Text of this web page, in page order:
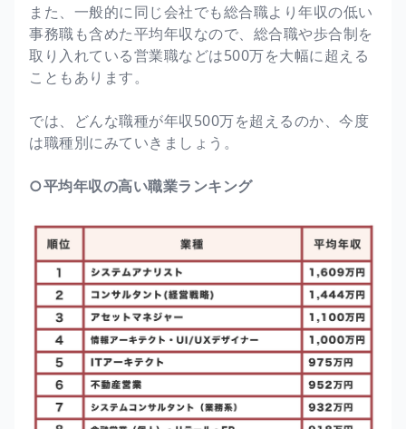
また、一般的に同じ会社でも総合職より年収の低い
事務職も含めた平均年収なので、総合職や歩合制を
取り入れている営業職などは500万を大幅に超える
こともあります。
では、どんな職種が年収500万を超えるのか、今度
は職種別にみていきましょう。
○平均年収の高い職業ランキング